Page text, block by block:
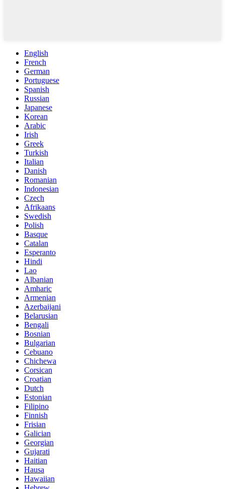
English
French
German
Portuguese
Spanish
Russian
Japanese
Korean
Arabic
Irish
Greek
Turkish
Italian
Danish
Romanian
Indonesian
Czech
Afrikaans
Swedish
Polish
Basque
Catalan
Esperanto
Hindi
Lao
Albanian
Amharic
Armenian
Azerbaijani
Belarusian
Bengali
Bosnian
Bulgarian
Cebuano
Chichewa
Corsican
Croatian
Dutch
Estonian
Filipino
Finnish
Frisian
Galician
Georgian
Gujarati
Haitian
Hausa
Hawaiian